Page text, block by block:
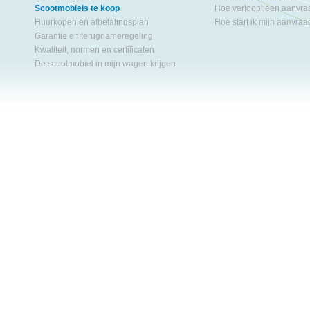
Scootmobiels te koop
Huurkopen en afbetalingsplan
Garantie en terugnameregeling
Kwaliteit, normen en certificaten
De scootmobiel in mijn wagen krijgen
Hoe verloopt een
Hoe start ik mijn